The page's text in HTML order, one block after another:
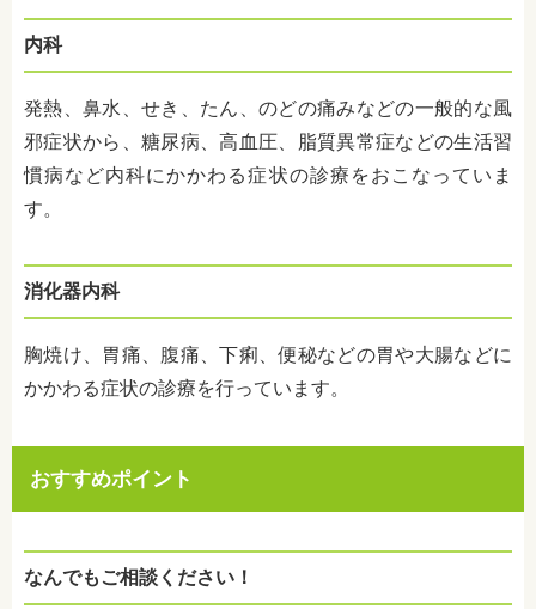
内科
発熱、鼻水、せき、たん、のどの痛みなどの一般的な風
邪症状から、糖尿病、高血圧、 脂質異常症などの生活習
慣病など内科にかかわる症状の診療をおこなっていま
す。
消化器内科
胸焼け、胃痛、腹痛、下痢、便秘などの胃や大腸などに
かかわる症状の診療を行っています。
おすすめポイント
なんでもご相談ください！